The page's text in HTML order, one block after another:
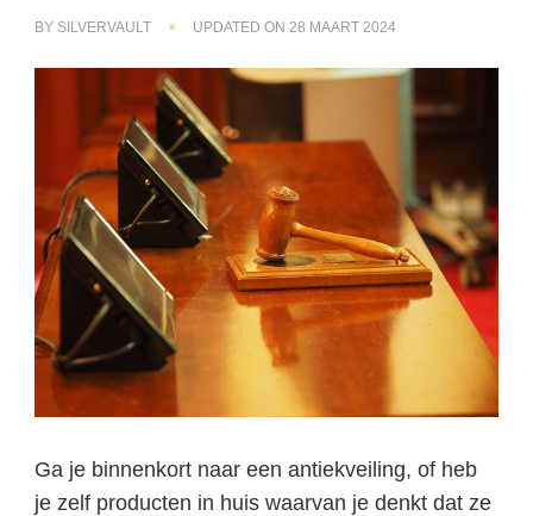
BY SILVERVAULT UPDATED ON 28 MAART 2024
Ga je binnenkort naar een antiekveiling, of heb
je zelf producten in huis waarvan je denkt dat ze